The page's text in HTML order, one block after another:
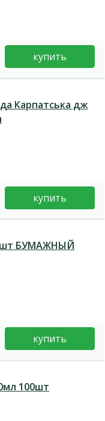
купить
Карпатська дж
купить
БУМАЖНЫЙ
купить
100шт